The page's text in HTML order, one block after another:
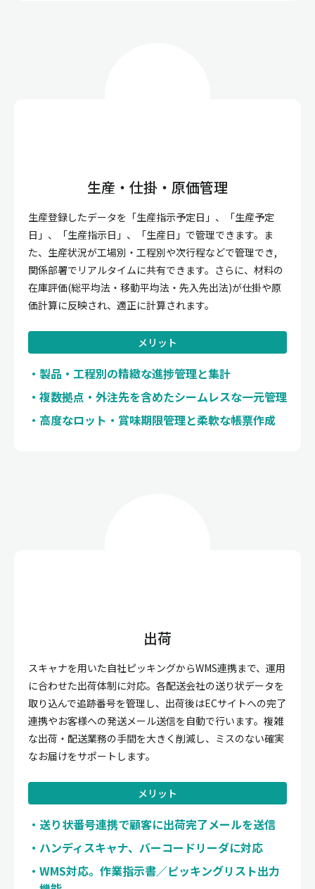
生産・仕掛・原価管理
生産登録したデータを「生産指示予定日」、「生産予定
日」、「生産指示日」、「生産日」で管理できます。ま
た、生産状況が工場別・工程別や次行程などで管理でき,
関係部署でリアルタイムに共有できます。さらに、材料の
在庫評価(総平均法・移動平均法・先入先出法)が仕掛や原
価計算に反映され、適正に計算されます。
メリット
製品・工程別の精緻な進捗管理と集計
複数拠点・外注先を含めたシームレスな一元管理
高度なロット・賞味期限管理と柔軟な帳票作成
出荷
スキャナを用いた自社ピッキングからWMS連携まで、運用
に合わせた出荷体制に対応。各配送会社の送り状データを
取り込んで追跡番号を管理し、出荷後はECサイトへの完了
連携やお客様への発送メール送信を自動で行います。複雑
な出荷・配送業務の手間を大きく削減し、ミスのない確実
なお届けをサポートします。
メリット
送り状番号連携で顧客に出荷完了メールを送信
ハンディスキャナ、バーコードリーダに対応
WMS対応。作業指示書／ピッキングリスト出力